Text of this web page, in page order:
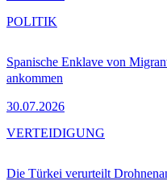
Spanische Enklave von
ankommen
30.07.2026
POLITIK
Die Türkei verurteilt
VERTEIDIGUNG